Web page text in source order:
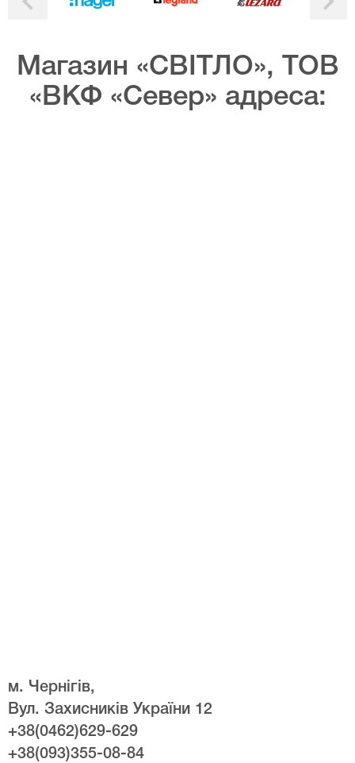
Магазин «СВІТЛО», ТОВ
«ВКФ «Север» адреса:
м. Чернігів,
Вул. Захисників України 12
+38(0462)629-629
+38(093)355-08-84